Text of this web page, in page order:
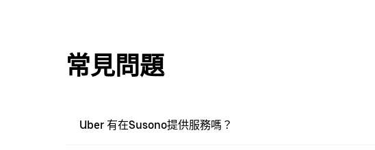
常見問題
Uber 有在Susono提供服務嗎？